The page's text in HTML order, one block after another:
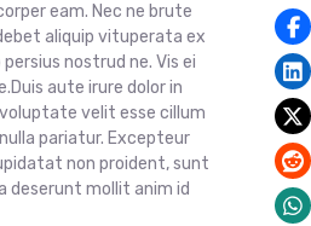
eam. Nec ne brute
aliquip vituperata ex
nostrud ne. Vis ei
aute irure dolor in
velit esse cillum
pariatur. Excepteur
non proident, sunt
deserunt mollit anim id